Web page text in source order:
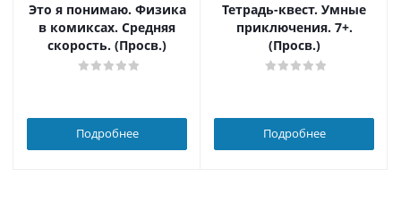
Это я понимаю. Физика
в комиксах. Средняя
скорость. (Просв.)
Подробнее
Тетрадь-квест. Умные
приключения. 7+.
(Просв.)
Подробнее